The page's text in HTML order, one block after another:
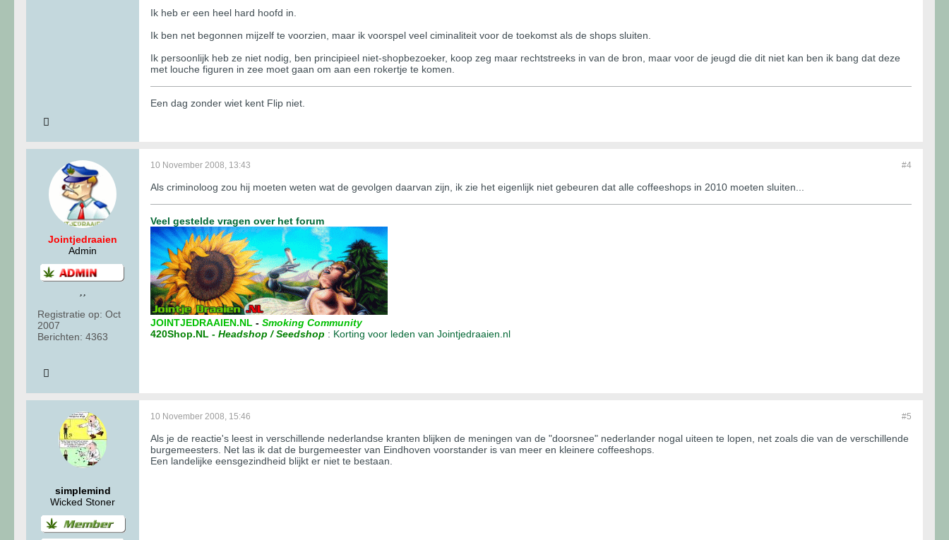
Ik heb er een heel hard hoofd in.
Ik ben net begonnen mijzelf te voorzien, maar ik voorspel veel ciminaliteit voor de toekomst als de shops sluiten.
Ik persoonlijk heb ze niet nodig, ben principieel niet-shopbezoeker, koop zeg maar rechtstreeks in van de bron, maar voor de jeugd die dit niet kan ben ik bang dat deze
met louche figuren in zee moet gaan om aan een rokertje te komen.
Een dag zonder wiet kent Flip niet.
Jointjedraaien
Admin
Registratie op: Oct
2007
Berichten: 4363
#4
10 November 2008, 13:43
Als criminoloog zou hij moeten weten wat de gevolgen daarvan zijn, ik zie het eigenlijk niet gebeuren dat alle coffeeshops in 2010 moeten sluiten...
Veel gestelde vragen over het forum
JOINTJEDRAAIEN.NL - Smoking Community
420Shop.NL - Headshop / Seedshop : Korting voor leden van Jointjedraaien.nl
simplemind
Wicked Stoner
#5
10 November 2008, 15:46
Als je de reactie's leest in verschillende nederlandse kranten blijken de meningen van de "doorsnee" nederlander nogal uiteen te lopen, net zoals die van de verschillende
burgemeesters. Net las ik dat de burgemeester van Eindhoven voorstander is van meer en kleinere coffeeshops.
Een landelijke eensgezindheid blijkt er niet te bestaan.